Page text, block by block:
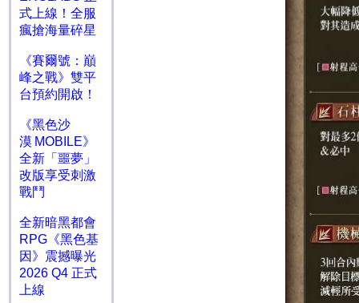
式上線！全服
瘋搶海量碎星
《賽爾號：巔
峰之戰》雙平
台預約開啟！
《黑色沙
漠 MOBILE》
全新「噩夢」
改版享受刺激
戰鬥
全新暗黑都會
RPG《黑色基
因》震撼曝光
2026 Q4 正式
上線